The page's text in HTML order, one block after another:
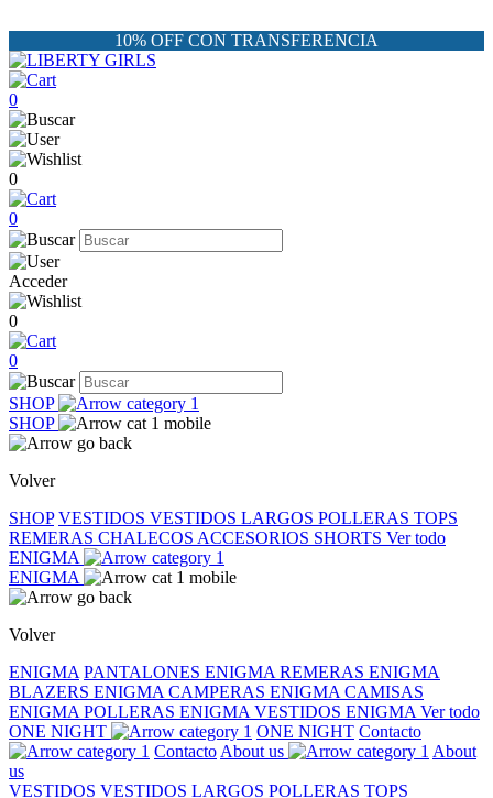
10% OFF CON TRANSFERENCIA
0
0
0
Acceder
0
0
SHOP
SHOP
Volver
SHOP VESTIDOS VESTIDOS LARGOS POLLERAS TOPS
REMERAS CHALECOS ACCESORIOS SHORTS Ver todo
ENIGMA
ENIGMA
Volver
ENIGMA PANTALONES ENIGMA REMERAS ENIGMA
BLAZERS ENIGMA CAMPERAS ENIGMA CAMISAS
ENIGMA POLLERAS ENIGMA VESTIDOS ENIGMA Ver todo
ONE NIGHT
ONE NIGHT Contacto
Contacto About us
About
us
VESTIDOS VESTIDOS LARGOS POLLERAS TOPS